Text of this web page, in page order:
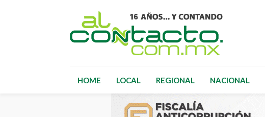
HOME LOCAL REGIONAL NACIONAL